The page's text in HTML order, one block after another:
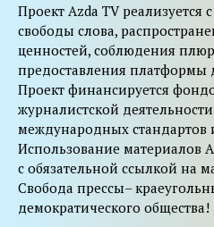
Проект Azda TV
свободы слова,
ценностей, соблюдения
предоставления платформы
Проект финансируется
журналистской
международных стандартов
Использование материалов
с обязательной ссылкой на
Свобода прессы–
демократического общества!